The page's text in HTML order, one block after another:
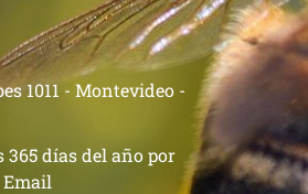
1011 - Montevideo -
365 días del año por